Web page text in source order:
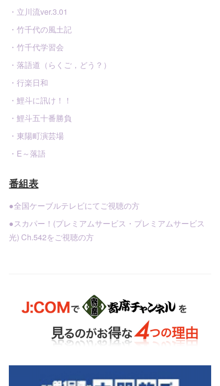
・立川流ver.3.01
・竹千代の風土記
・竹千代学習会
・落語道（らくご，どう？）
・行楽日和
・鯉斗に訊け！！
・鯉斗五十番勝負
・東陽町演芸場
・E～落語
番組表
●全国ケーブルテレビにてご視聴の方
●スカパー！(プレミアムサービス・プレミアムサービス
光) Ch.542をご視聴の方